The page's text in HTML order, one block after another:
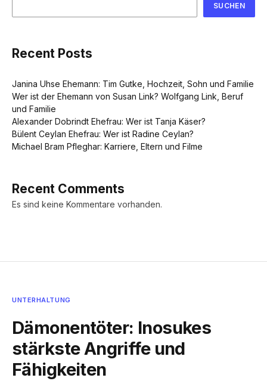
SUCHEN
Recent Posts
Janina Uhse Ehemann: Tim Gutke, Hochzeit, Sohn und Familie
Wer ist der Ehemann von Susan Link? Wolfgang Link, Beruf
und Familie
Alexander Dobrindt Ehefrau: Wer ist Tanja Käser?
Bülent Ceylan Ehefrau: Wer ist Radine Ceylan?
Michael Bram Pfleghar: Karriere, Eltern und Filme
Recent Comments
Es sind keine Kommentare vorhanden.
UNTERHALTUNG
Dämonentöter: Inosukes
stärkste Angriffe und
Fähigkeiten